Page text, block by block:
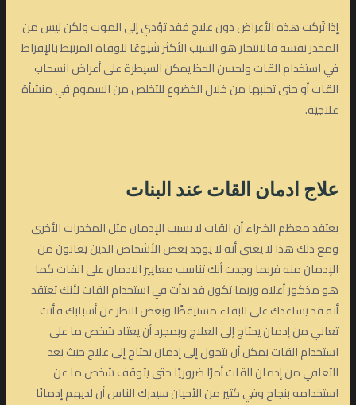
إذا تُركت هذه الأعراض دون علاج فقد تؤدي إلى الموت ولكن ليس من
المخدر نفسه فالانتحار هو السبب الأكثر شيوعًا للوفاة المرتبط بالإفراط
في استخدام القات ولحسن الحظ يمكن السيطرة على أعراض انسحاب
القات أو حتى تجنبها من خلال الخضوع للتخلص من السموم في منشأة
علاجية.
علاج ادمان القات عند البنات
يعتقد معظم الخبراء أن القات لا يسبب الإدمان مثل المخدرات الأخرى
ومع ذلك هذا لا يعني أنه لا يوجد بعض الأشخاص الذين يعانون من
الإدمان منه فربما وجدت أنك تناسب معايير الادمان على القات كما
هو مذكور أعلاه وربما تكون قد بدأت في استخدام القات لأنك تعتقد
أنه قد يساعدك على البقاء مستيقظًا وبغض النظر عن أسبابك فأنت
تعاني من إدمان يحتاج إلى العلاج وبمجرد أن يعتاد شخص ما على
استخدام القات يمكن أن يتحول إلى إدمان يحتاج إلى علاج حيث يعد
التعافي من إدمان القات أمرًا ضروريًا حتى يتوقف شخص ما عن
استخدامه بنجاح وفي كثير من الأحيان سيدرك الناس أن لديهم إدمانًا